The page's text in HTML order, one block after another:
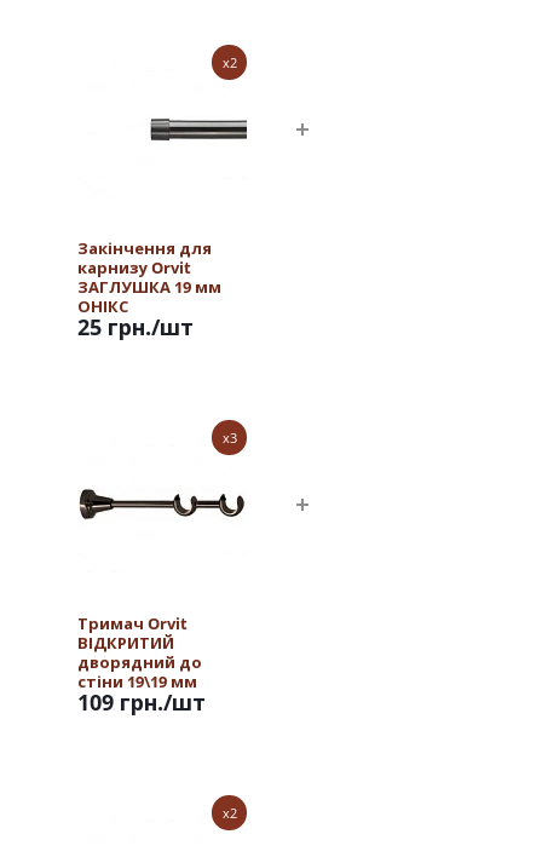
x2
Закінчення для
карнизу Orvit
ЗАГЛУШКА 19 мм
ОНІКС
25 грн./шт
x3
Тримач Orvit
ВІДКРИТИЙ
дворядний до
стіни 19\19 мм
ОНІКС
109 грн./шт
x2